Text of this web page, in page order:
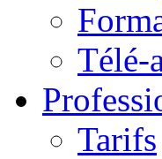
Télé-
Tarifs